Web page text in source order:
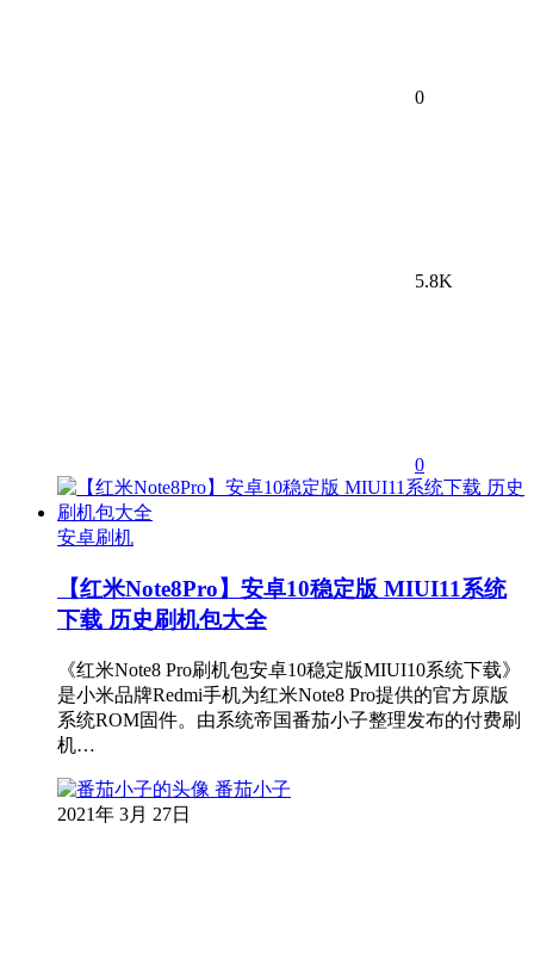
0
5.8K
0
安卓刷机
【红米Note8Pro】安卓10稳定版 MIUI11系统
下载 历史刷机包大全
《红米Note8 Pro刷机包安卓10稳定版MIUI10系统下载》
是小米品牌Redmi手机为红米Note8 Pro提供的官方原版
系统ROM固件。由系统帝国番茄小子整理发布的付费刷
机…
番茄小子
2021年 3月 27日